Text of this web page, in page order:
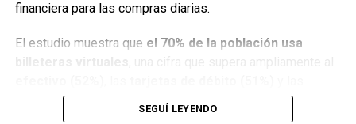
El presidente Javier Milei junto a los gobernadores aliados.
Qué provincias recibieron los
Todas las jurisdicciones del país registraron incrementos
financiera para las compras diarias.
El estudio muestra que el 70% de la población usa
tarjetas de crédito (34%).
SEGUÍ LEYENDO